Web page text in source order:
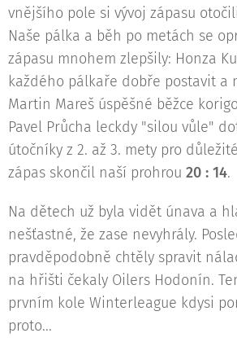
vnějšího pole si vývoj zápasu
Naše pálka a běh po metách se
zápasu mnohem zlepšily: Honza
každého pálkaře dobře postavit a
Martin Mareš úspěšné běžce
Pavel Průcha leckdy "silou vůle"
útočníky z 2. až 3. mety pro
zápas skončil naší prohrou 20 : 14.
Na dětech už byla vidět únava a
nešťastné, že zase nevyhrály.
pravděpodobně chtěly spravit
na hřišti čekaly Oilers Hodonín.
prvním kole Winterleague kdysi
proto...